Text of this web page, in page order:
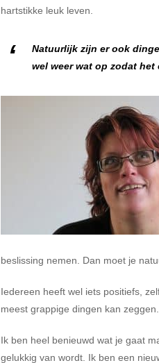
hartstikke leuk leven.
Natuurlijk zijn er ook
wel weer wat op zodat
beslissing nemen. Dan moet je
Iedereen heeft wel iets positiefs,
meest grappige dingen kan zeggen.
Ik ben heel benieuwd wat je gaat
gelukkig van wordt. Ik ben een